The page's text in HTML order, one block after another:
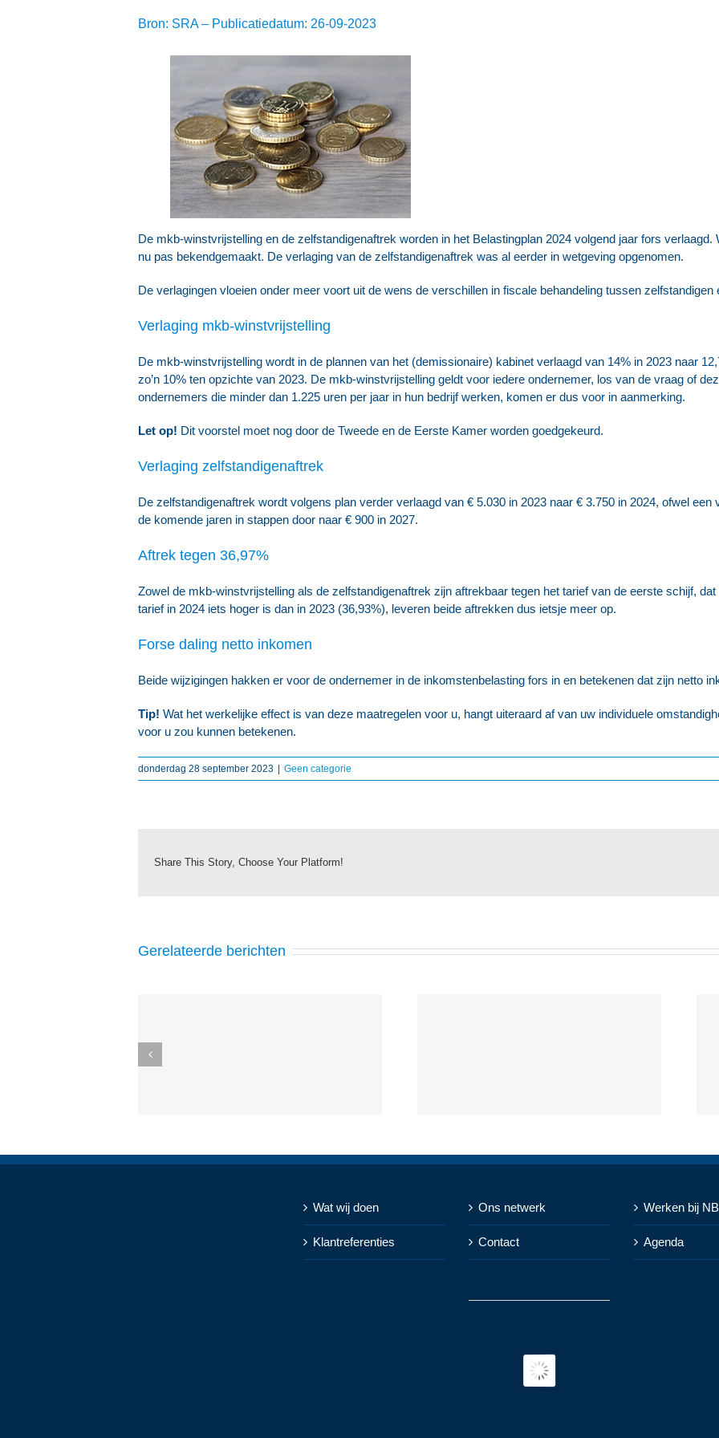
Bron: SRA – Publicatiedatum: 26-09-2023
De mkb-winstvrijstelling en de zelfstandigenaftrek worden in het Belastingplan 2024 volgend jaar fors
nu pas bekendgemaakt. De verlaging van de zelfstandigenaftrek was al eerder in wetgeving opgenomen.
De verlagingen vloeien onder meer voort uit de wens de verschillen in fiscale behandeling tussen
Verlaging mkb-winstvrijstelling
De mkb-winstvrijstelling wordt in de plannen van het (demissionaire) kabinet verlaagd van 14% in 2023 naar
zo’n 10% ten opzichte van 2023. De mkb-winstvrijstelling geldt voor iedere ondernemer, los van de vraag of
ondernemers die minder dan 1.225 uren per jaar in hun bedrijf werken, komen er dus voor in aanmerking.
Let op! Dit voorstel moet nog door de Tweede en de Eerste Kamer worden goedgekeurd.
Verlaging zelfstandigenaftrek
De zelfstandigenaftrek wordt volgens plan verder verlaagd van € 5.030 in 2023 naar € 3.750 in 2024, ofwel
de komende jaren in stappen door naar € 900 in 2027.
Aftrek tegen 36,97%
Zowel de mkb-winstvrijstelling als de zelfstandigenaftrek zijn aftrekbaar tegen het tarief van de eerste schijf,
tarief in 2024 iets hoger is dan in 2023 (36,93%), leveren beide aftrekken dus ietsje meer op.
Forse daling netto inkomen
Beide wijzigingen hakken er voor de ondernemer in de inkomstenbelasting fors in en betekenen dat zijn netto
Tip! Wat het werkelijke effect is van deze maatregelen voor u, hangt uiteraard af van uw individuele
voor u zou kunnen betekenen.
donderdag 28 september 2023 | Geen categorie
Share This Story, Choose Your Platform!
Gerelateerde berichten
Wat wij doen
Klantreferenties
Ons netwerk
Contact
Werken bij
Agenda